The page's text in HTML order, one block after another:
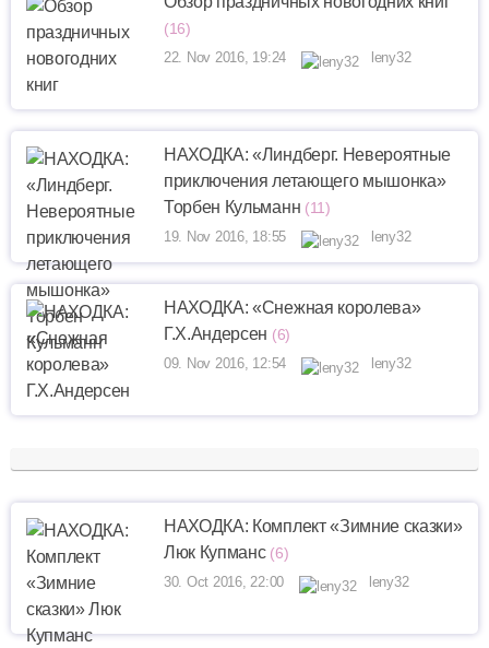
(16)
22. Nov 2016, 19:24 leny32
НАХОДКА: «Линдберг. Невероятные
приключения летающего мышонка»
Торбен Кульманн (11)
19. Nov 2016, 18:55 leny32
НАХОДКА: «Снежная королева»
Г.Х.Андерсен (6)
09. Nov 2016, 12:54 leny32
НАХОДКА: Комплект «Зимние сказки»
Люк Купманс (6)
30. Oct 2016, 22:00 leny32